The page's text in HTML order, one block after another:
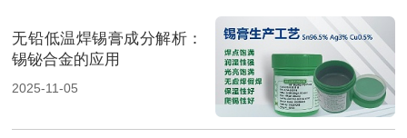
无铅低温焊锡膏成分解析：
锡铋合金的应用
2025-11-05